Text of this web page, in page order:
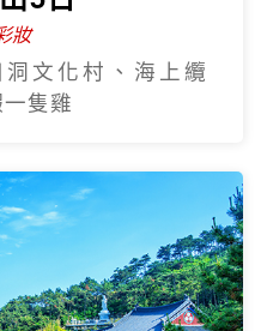
妝
文化村、海上纜
隻雞